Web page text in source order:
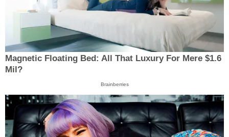
Magnetic Floating Bed: All That Luxury For Mere $1.6
Mil?
Brainberries